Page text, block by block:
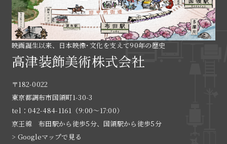
映画誕生以来、日本映像･文化を支えて90年の歴史
高津装飾美術株式会社
〒182-0022
東京都調布市国領町1-30-3
tel：042-484-1161（9:00〜17:00）
京王線 布田駅から徒歩5分、国領駅から徒歩5分
> Googleマップで見る